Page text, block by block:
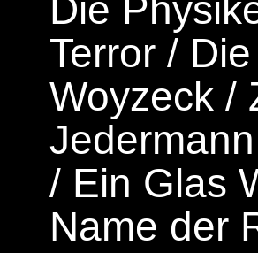
Die
Terror /
Woyzeck /
Jedermann
/ Ein Glas
Name der